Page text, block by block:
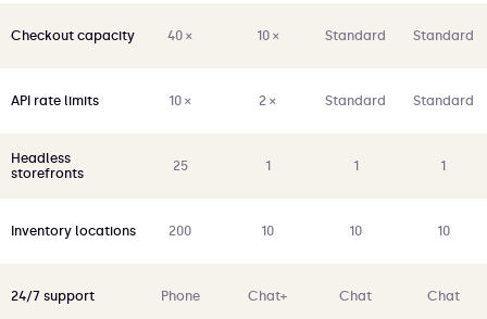
Checkout capacity 40 × 10 × Standard Standard
API rate limits 10 × 2 × Standard Standard
Headless
storefronts
25 1 1 1
Inventory locations 200 10 10 10
24/7 support Phone Chat+ Chat Chat